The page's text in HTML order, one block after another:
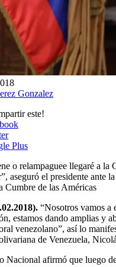
Gonzalez
este!
Plus
o relampaguee llegaré a la
aseguró el presidente ante
Cumbre de las Américas
“Nosotros vamos a
estamos dando amplias y
venezolano”, así lo
de Venezuela,
Nacional afirmó que luego